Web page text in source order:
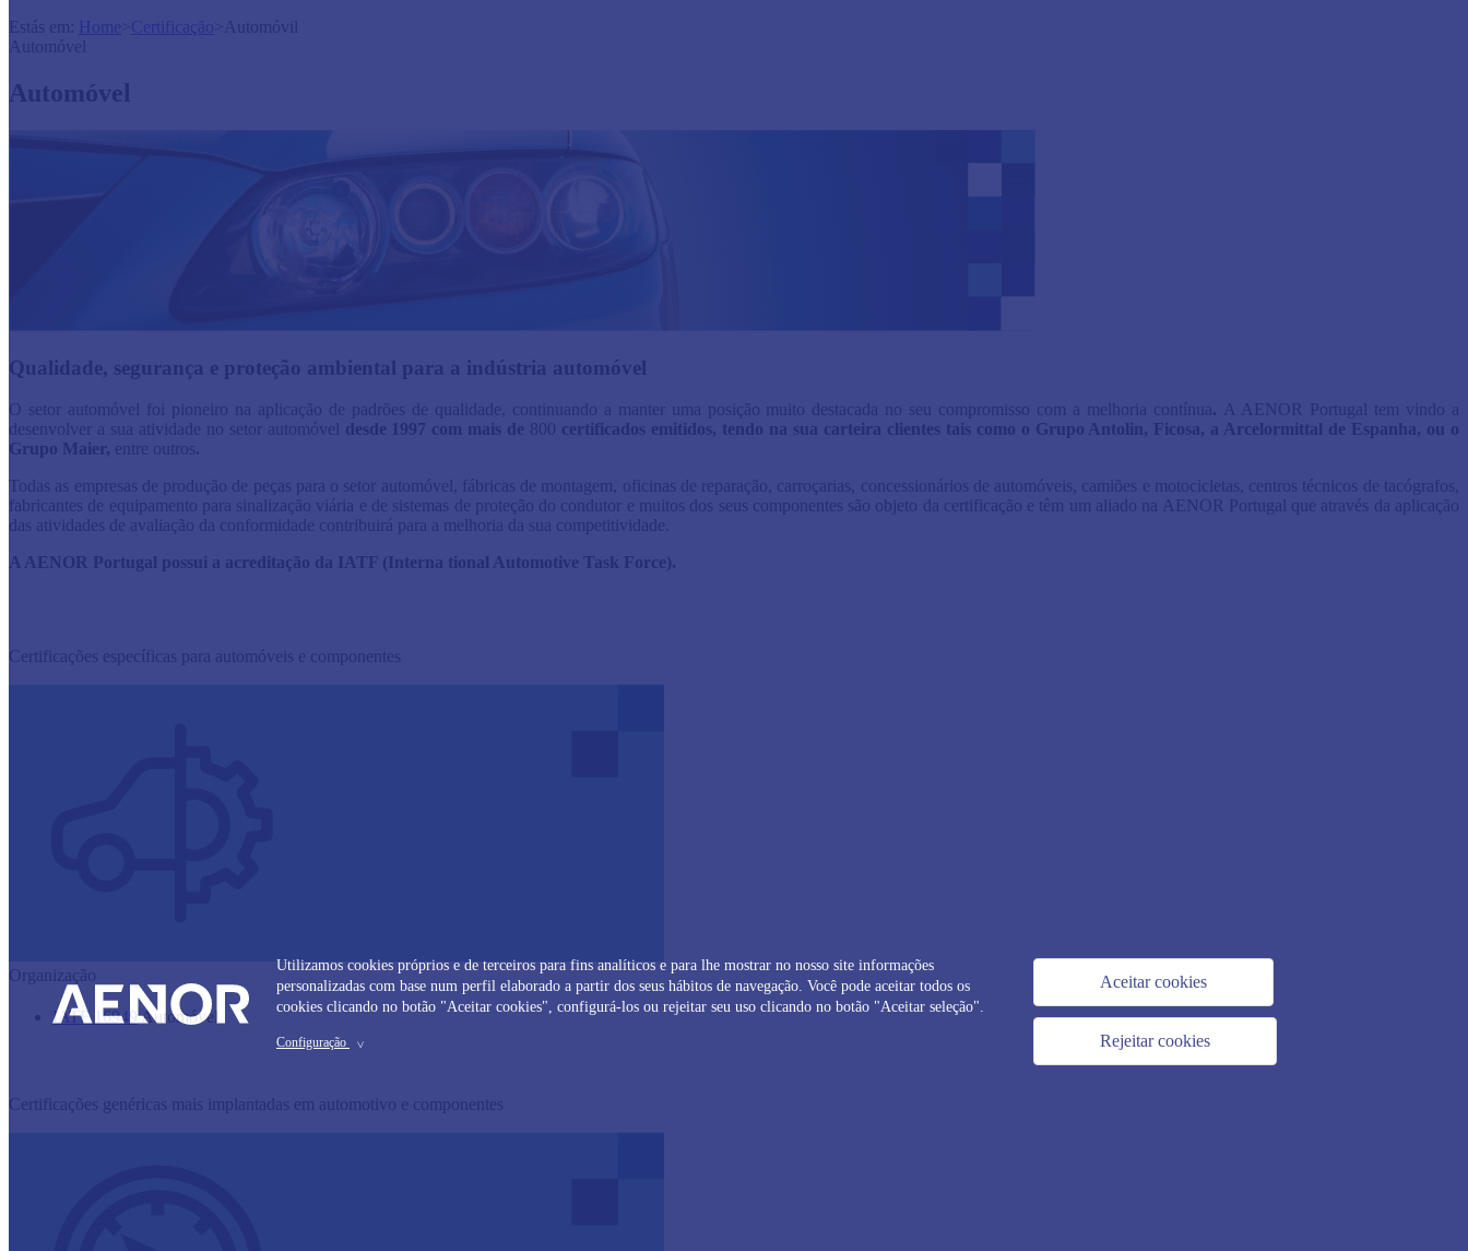
Utilizamos cookies próprios e de terceiros para fins analíticos e para lhe mostrar no nosso site informações
personalizadas com base num perfil elaborado a partir dos seus hábitos de navegação. Você pode aceitar todos os
cookies clicando no botão "Aceitar cookies", configurá-los ou rejeitar seu uso clicando no botão "Aceitar seleção".
Configuração >
Aceitar cookies
Rejeitar cookies
Estás em:
Home >Certificação > Automóvil
Automóvel
Automóvel
Qualidade, segurança e proteção ambiental para a indústria automóvel
O setor automóvel foi pioneiro na aplicação de padrões de qualidade, continuando a manter uma posição muito destacada no seu compromisso com a melhoria contínua.
A AENOR Portugal tem vindo a
desenvolver a sua atividade no setor automóvel
desde 1997 com mais de 800 certificados emitidos, tendo na sua carteira clientes tais como o Grupo Antolin, Ficosa, a Arcelormittal de Espanha, ou o
Grupo Maier, entre outros.
Todas as empresas de produção de peças para o setor automóvel, fábricas de montagem, oficinas de reparação, carroçarias, concessionários de automóveis, camiões e motocicletas, centros técnicos de tacógrafos,
fabricantes de equipamento para sinalização viária e de sistemas de proteção do condutor e muitos dos seus componentes são objeto da certificação e têm um aliado na AENOR Portugal que através da aplicação
das atividades de avaliação da conformidade contribuirá para a melhoria da sua competitividade.
A AENOR Portugal possui a acreditação da IATF (Interna tional Automotive Task Force).
Certificações específicas para automóveis e componentes
Organização
IATF 16949 ​Automóvel
Certificações genéricas mais implantadas em automotivo e componentes